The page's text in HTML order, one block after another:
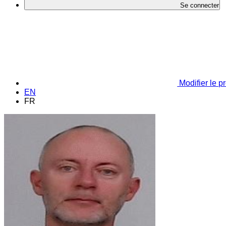
Se connecter
Modifier le
EN
FR